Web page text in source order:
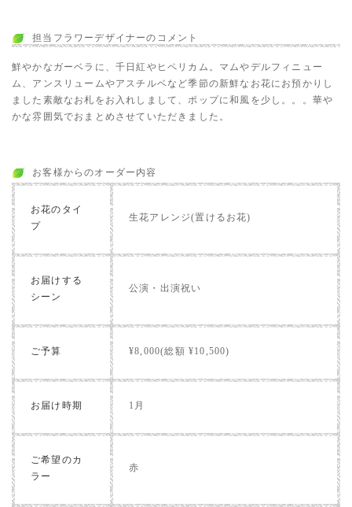
担当フラワーデザイナーのコメント
鮮やかなガーベラに、千日紅やヒペリカム。マムやデルフィニュー
ム、アンスリュームやアスチルベなど季節の新鮮なお花にお預かりし
ました素敵なお札をお入れしまして、ポップに和風を少し。。。華や
かな雰囲気でおまとめさせていただきました。
お客様からのオーダー内容
お花のタイ
プ
生花アレンジ(置けるお花)
お届けする
シーン
公演・出演祝い
ご予算 ¥8,000(総額 ¥10,500)
お届け時期 1月
ご希望のカ
ラー
赤